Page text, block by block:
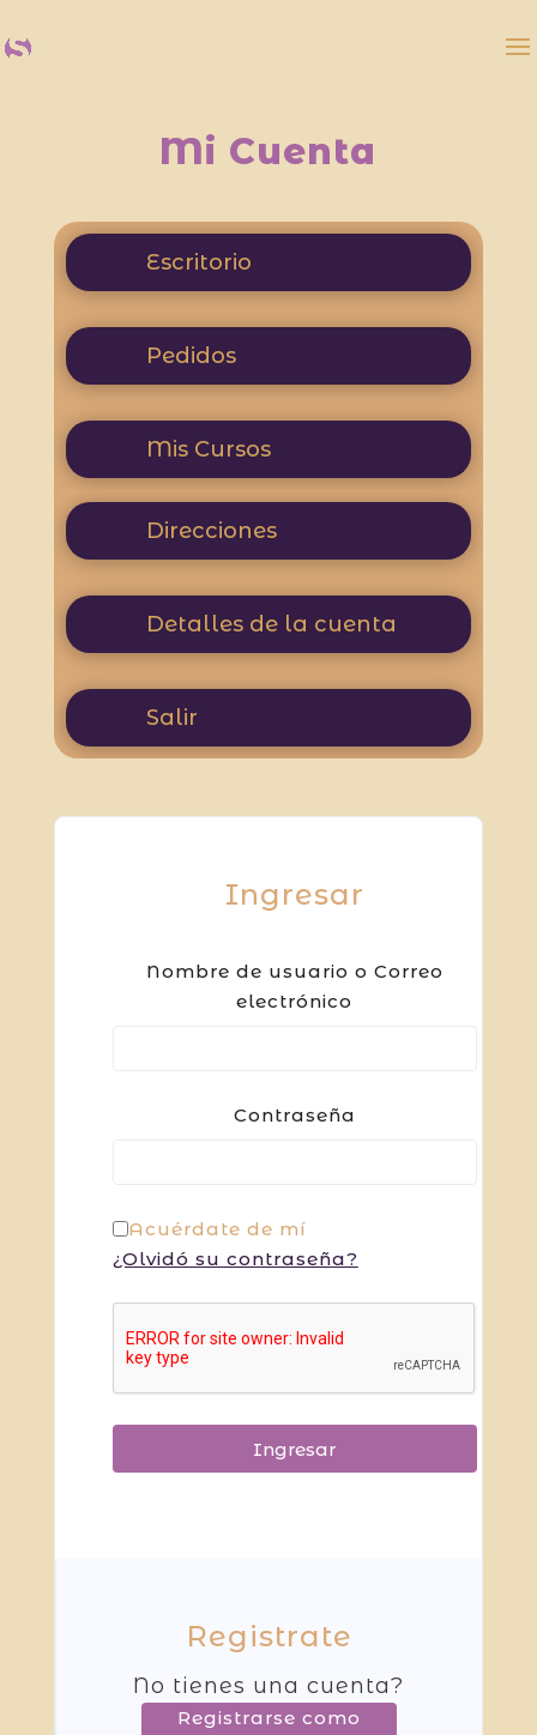
Mi Cuenta
Escritorio
Pedidos
Mis Cursos
Direcciones
Detalles de la cuenta
Salir
Ingresar
Nombre de usuario o Correo
electrónico
Contraseña
Acuérdate de mí
¿Olvidó su contraseña?
Ingresar
Registrate
No tienes una cuenta?
Registrarse como